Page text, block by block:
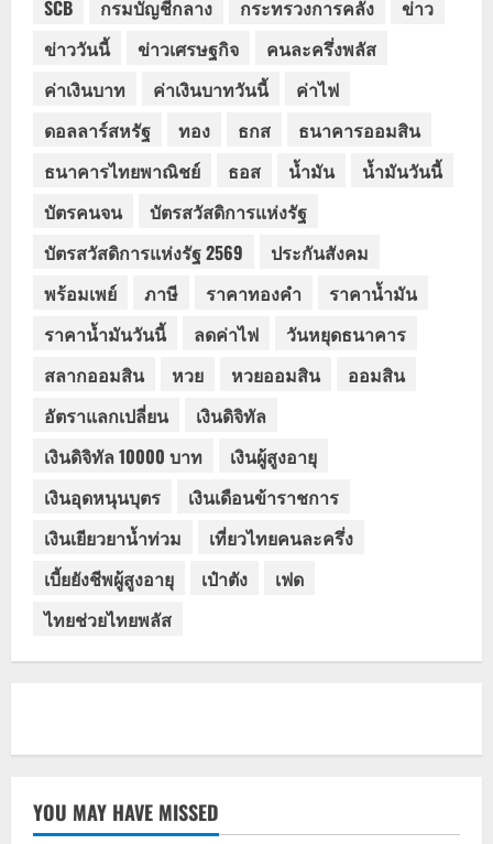
SCB กรมบัญชีกลาง กระทรวงการคลัง
ข่าว
ข่าววันนี้
ข่าวเศรษฐกิจ
คนละครึ่งพลัส
ค่าเงินบาท
ค่าเงินบาทวันนี้
ค่าไฟ
ดอลลาร์สหรัฐ
ทอง ธกส
ธนาคารออมสิน
ธนาคารไทยพาณิชย์
ธอส น้ำมัน
น้ำมันวันนี้
บัตรคนจน
บัตรสวัสดิการแห่งรัฐ
บัตรสวัสดิการแห่งรัฐ 2569
ประกันสังคม
พร้อมเพย์
ภาษี ราคาทองคำ
ราคาน้ำมัน
ราคาน้ำมันวันนี้
ลดค่าไฟ
วันหยุดธนาคาร
สลากออมสิน
หวย หวยออมสิน
ออมสิน
อัตราแลกเปลี่ยน
เงินดิจิทัล
เงินดิจิทัล 10000 บาท
เงินผู้สูงอายุ
เงินอุดหนุนบุตร
เงินเดือนข้าราชการ
เงินเยียวยาน้ำท่วม
เที่ยวไทยคนละครึ่ง
เบี้ยยังชีพผู้สูงอายุ
เป๋าตัง
เฟด
ไทยช่วยไทยพลัส
YOU MAY HAVE MISSED